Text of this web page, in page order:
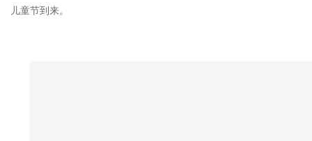
儿童节到来。